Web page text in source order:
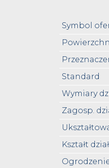
Symbol
Standard
Wymiary
Zagosp.
Kształt